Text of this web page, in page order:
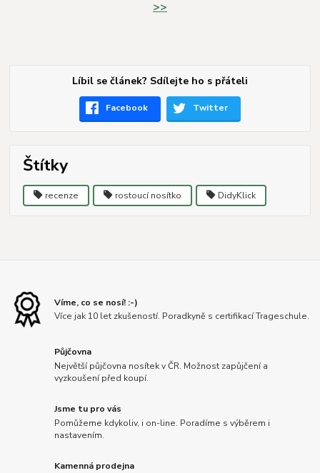
>>
Líbil se článek? Sdílejte ho s přáteli
Facebook Twitter
Štítky
recenze rostoucí nosítko DidyKlick
Víme, co se nosí! :-)
Více jak 10 let zkušeností. Poradkyně s certifikací Trageschule.
Půjčovna
Největší půjčovna nosítek v ČR. Možnost zapůjčení a
vyzkoušení před koupí.
Jsme tu pro vás
Pomůžeme kdykoliv, i on-line. Poradíme s výběrem i
nastavením.
Kamenná prodejna